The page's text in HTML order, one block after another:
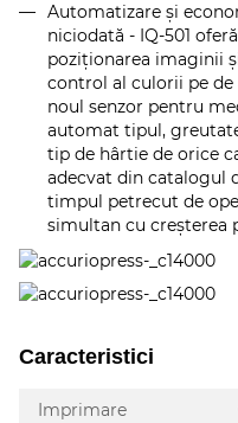
Automatizare şi
niciodată - IQ-501
poziţionarea imaginii
control al culorii pe
noul senzor pentru
automat tipul,
tip de hârtie de orice
adecvat din catalogul
timpul petrecut de
simultan cu creşterea
Caracteristici
Imprimare